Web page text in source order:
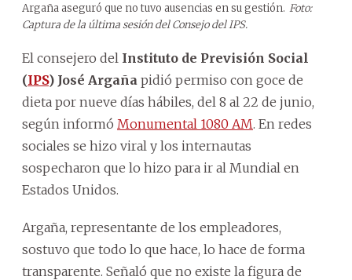
Argaña aseguró que no tuvo ausencias en su gestión. Foto:
Captura de la última sesión del Consejo del IPS.
El consejero del Instituto de Previsión Social
(IPS) José Argaña pidió permiso con goce de
dieta por nueve días hábiles, del 8 al 22 de junio,
según informó Monumental 1080 AM. En redes
sociales se hizo viral y los internautas
sospecharon que lo hizo para ir al Mundial en
Estados Unidos.
Argaña, representante de los empleadores,
sostuvo que todo lo que hace, lo hace de forma
transparente. Señaló que no existe la figura de